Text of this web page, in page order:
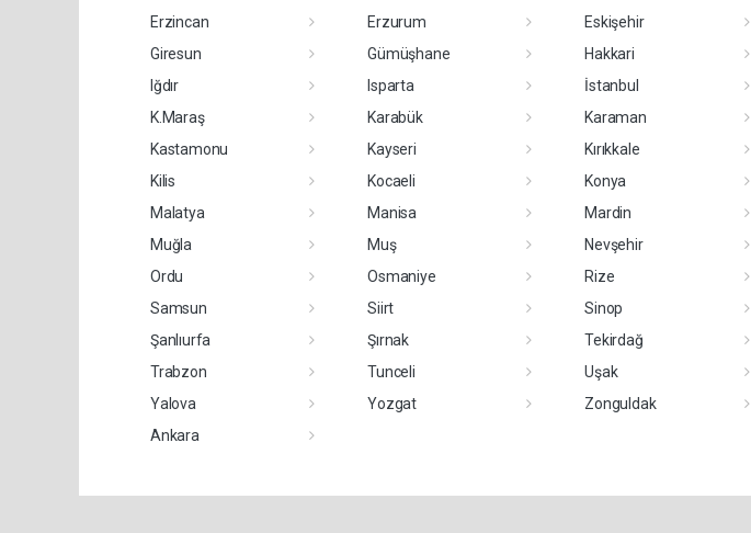
Erzincan
Erzurum Eskişehir
Giresun
Gümüşhane Hakkari
Iğdır
Isparta İstanbul
K.Maraş
Karabük Karaman
Kastamonu
Kayseri Kırıkkale
Kilis
Kocaeli Konya
Malatya
Manisa Mardin
Muğla
Muş Nevşehir
Ordu
Osmaniye Rize
Samsun
Siirt Sinop
Şanlıurfa
Şırnak Tekirdağ
Trabzon
Tunceli Uşak
Yalova
Yozgat Zonguldak
Ankara